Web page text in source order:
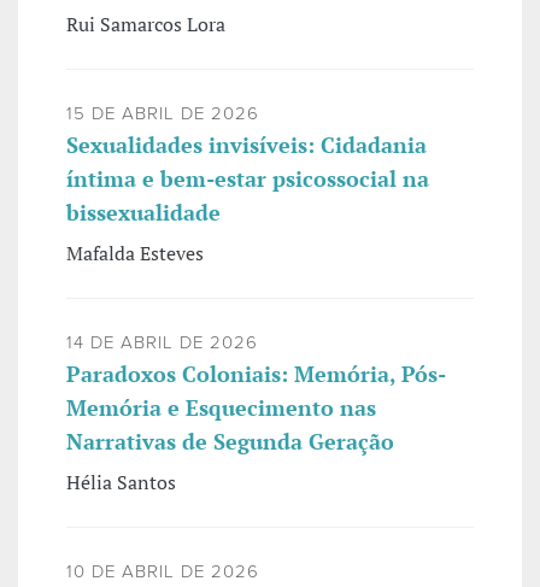
Rui Samarcos Lora
15 DE ABRIL DE 2026
Sexualidades invisíveis: Cidadania
íntima e bem-estar psicossocial na
bissexualidade
Mafalda Esteves
14 DE ABRIL DE 2026
Paradoxos Coloniais: Memória, Pós-
Memória e Esquecimento nas
Narrativas de Segunda Geração
Hélia Santos
10 DE ABRIL DE 2026